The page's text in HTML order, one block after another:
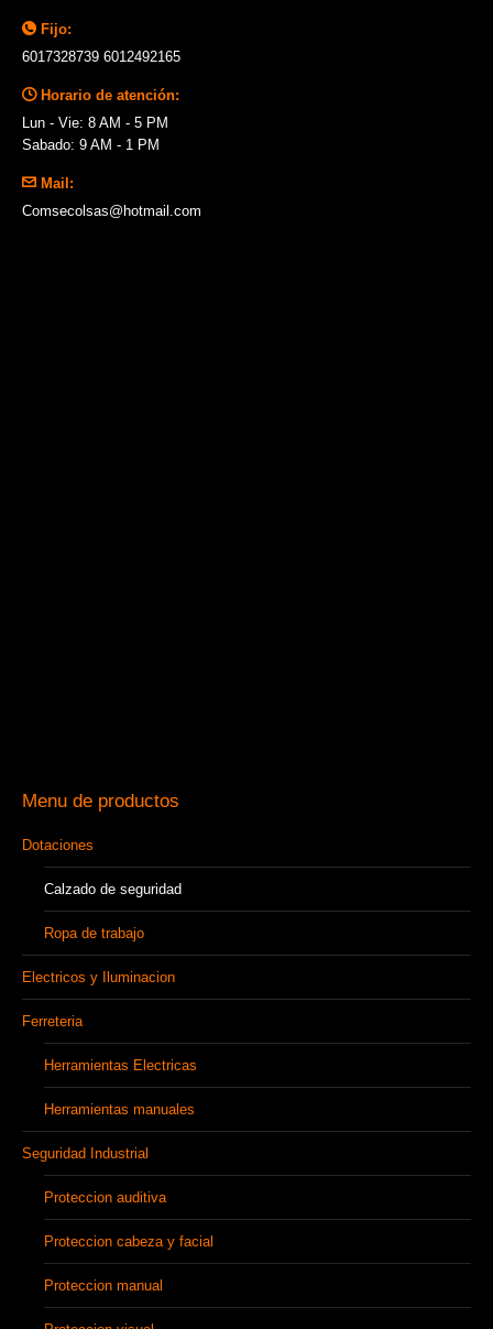
Fijo:
6017328739 6012492165
Horario de atención:
Lun - Vie: 8 AM - 5 PM
Sabado: 9 AM - 1 PM
Mail:
Comsecolsas@hotmail.com
Menu de productos
Dotaciones
Calzado de seguridad
Ropa de trabajo
Electricos y Iluminacion
Ferreteria
Herramientas Electricas
Herramientas manuales
Seguridad Industrial
Proteccion auditiva
Proteccion cabeza y facial
Proteccion manual